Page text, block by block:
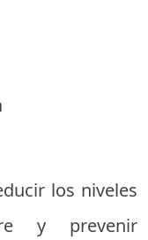
los niveles
y prevenir